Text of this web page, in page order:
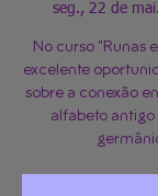
seg., 22 de mai.
No curso "Runas
excelente
sobre a conexão
alfabeto antigo